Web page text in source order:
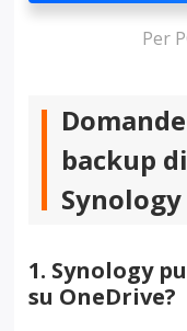
Per
backup
Synology
1. Synology
su OneDrive?